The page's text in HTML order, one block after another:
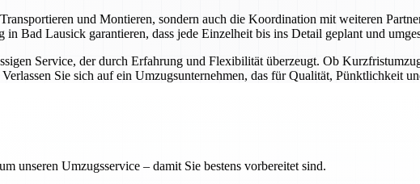
und Montieren, sondern auch die Koordination mit weiteren
Bad Lausick garantieren, dass jede Einzelheit bis ins Detail geplant und
Service, der durch Erfahrung und Flexibilität überzeugt. Ob
Sie sich auf ein Umzugsunternehmen, das für Qualität, Pünktlichkeit
unseren Umzugsservice – damit Sie bestens vorbereitet sind.